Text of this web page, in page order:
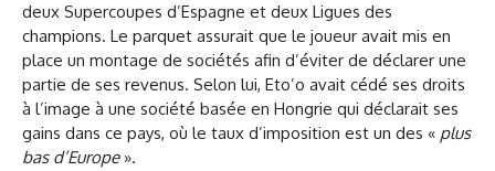
deux Supercoupes d’Espagne et deux Ligues des
champions. Le parquet assurait que le joueur avait mis en
place un montage de sociétés afin d’éviter de déclarer une
partie de ses revenus. Selon lui, Eto’o avait cédé ses droits
à l’image à une société basée en Hongrie qui déclarait ses
gains dans ce pays, où le taux d’imposition est un des « plus
bas d’Europe».